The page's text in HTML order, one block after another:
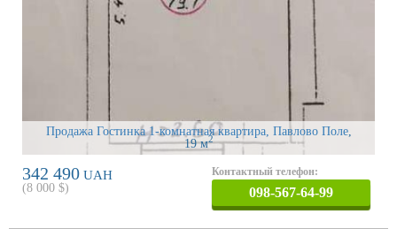
Продажа Гостинка 1-комнатная квартира, Павлово Поле,
19 м2
342 490 UAH
(8 000 $)
Контактный телефон:
098-567-64-99